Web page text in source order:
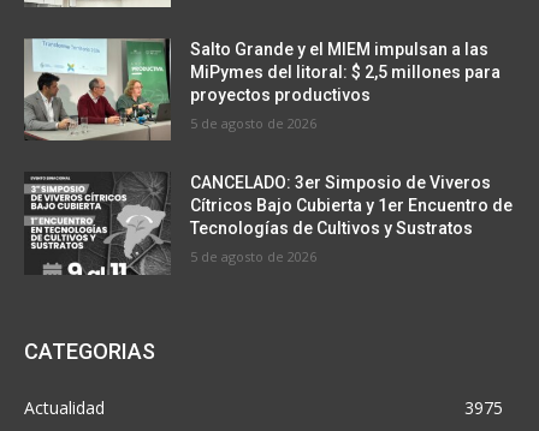
Salto Grande y el MIEM impulsan a las
MiPymes del litoral: $ 2,5 millones para
proyectos productivos
5 de agosto de 2026
CANCELADO: 3er Simposio de Viveros
Cítricos Bajo Cubierta y 1er Encuentro de
Tecnologías de Cultivos y Sustratos
5 de agosto de 2026
CATEGORIAS
Actualidad 3975